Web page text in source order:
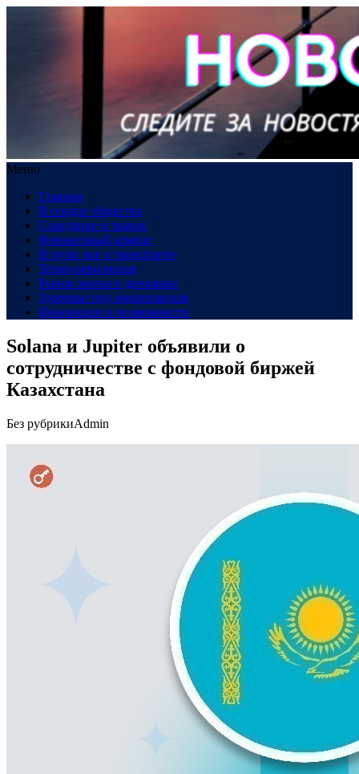
Меню
Главная
В сердце общества
Созидание и рынок
Финансовый компас
В пути: все о транспорте
Техно-революция
Рынок жилья в динамике
Здоровье под микроскопом
Инновации и возможности
Solana и Jupiter объявили о
сотрудничестве с фондовой биржей
Казахстана
Без рубрикиAdmin